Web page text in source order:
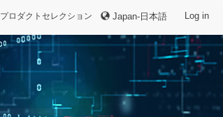
Log in
Japan-日本語
プロダクトセレクション